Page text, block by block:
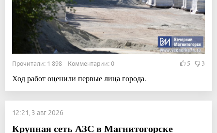
Прочитали: 1 898 Комментарии: 0 5 3
Ход работ оценили первые лица города.
12:21, 3 авг 2026
Крупная сеть АЗС в Магнитогорске